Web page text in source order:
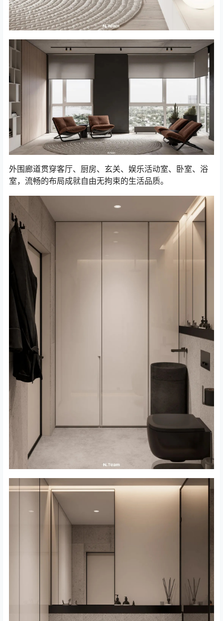
外围廊道贯穿客厅、厨房、玄关、娱乐活动室、卧室、浴
室，流畅的布局成就自由无拘束的生活品质。